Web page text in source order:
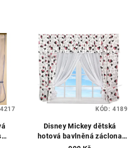
4217
Disney Mickey dětská
hotová bavlněná záclona
300x150 cm bílá
KÓD: 4189